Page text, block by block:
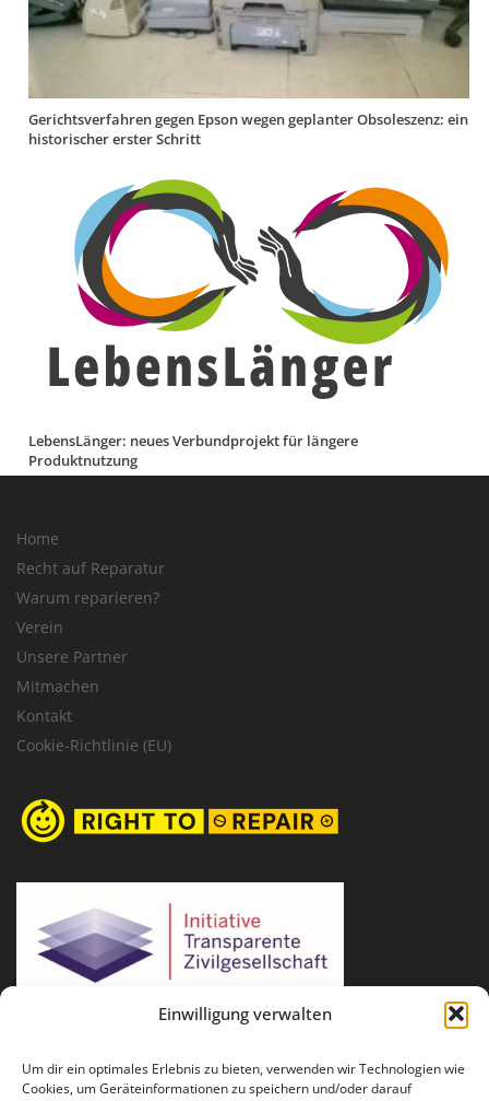
Einwilligung verwalten
Um dir ein optimales Erlebnis zu bieten, verwenden wir Technologien wie
Cookies, um Geräteinformationen zu speichern und/oder darauf
Gerichtsverfahren gegen Epson wegen geplanter Obsoleszenz: ein
historischer erster Schritt
LebensLänger: neues Verbundprojekt für längere
Produktnutzung
Home
Recht auf Reparatur
Warum reparieren?
Verein
Unsere Partner
Mitmachen
Kontakt
Cookie-Richtlinie (EU)